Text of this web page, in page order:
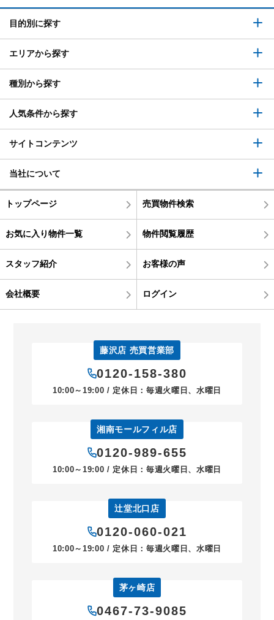
目的別に探す
エリアから探す
種別から探す
人気条件から探す
サイトコンテンツ
当社について
トップページ 売買物件検索
お気に入り物件一覧 物件閲覧履歴
スタッフ紹介 お客様の声
会社概要 ログイン
藤沢店 売買営業部
0120-158-380
10:00～19:00 / 定休日：毎週火曜日、水曜日
湘南モールフィル店
0120-989-655
10:00～19:00 / 定休日：毎週火曜日、水曜日
辻堂北口店
0120-060-021
10:00～19:00 / 定休日：毎週火曜日、水曜日
茅ヶ崎店
0467-73-9085